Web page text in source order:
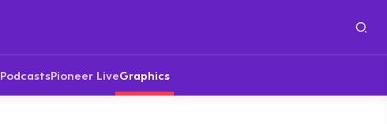
PodcastsPioneer LiveGraphics